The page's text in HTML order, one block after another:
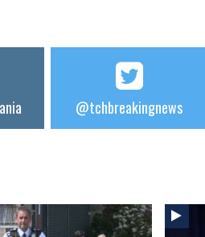
@tchbreakingnews